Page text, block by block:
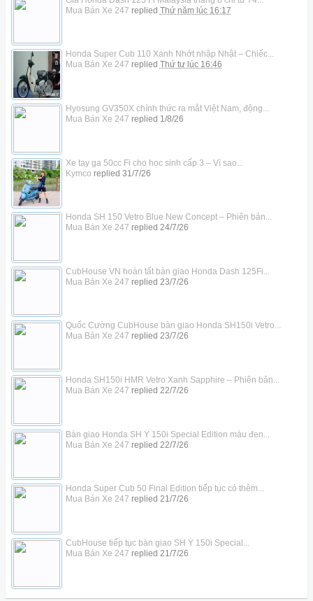
Mua Bán Xe 247 replied Thứ năm lúc 16:17
Honda Super Cub 110 Xanh Nhớt nhập Nhật – Chiếc...
Mua Bán Xe 247 replied Thứ tư lúc 16:46
Hyosung GV350X chính thức ra mắt Việt Nam, động...
Mua Bán Xe 247 replied 1/8/26
Xe tay ga 50cc Fi cho học sinh cấp 3 – Vì sao...
Kymco replied 31/7/26
Honda SH 150 Vetro Blue New Concept – Phiên bản...
Mua Bán Xe 247 replied 24/7/26
CubHouse VN hoàn tất bàn giao Honda Dash 125Fi...
Mua Bán Xe 247 replied 23/7/26
Quốc Cường CubHouse bàn giao Honda SH150i Vetro...
Mua Bán Xe 247 replied 23/7/26
Honda SH150i HMR Vetro Xanh Sapphire – Phiên bản...
Mua Bán Xe 247 replied 22/7/26
Bàn giao Honda SH Ý 150i Special Edition màu đen...
Mua Bán Xe 247 replied 22/7/26
Honda Super Cub 50 Final Edition tiếp tục có thêm...
Mua Bán Xe 247 replied 21/7/26
CubHouse tiếp tục bàn giao SH Ý 150i Special...
Mua Bán Xe 247 replied 21/7/26